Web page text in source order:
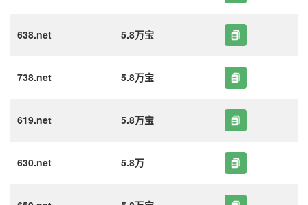
638.net 5.8万宝
738.net 5.8万宝
619.net 5.8万宝
630.net 5.8万